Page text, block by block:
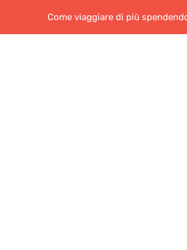
Come viaggiare di più